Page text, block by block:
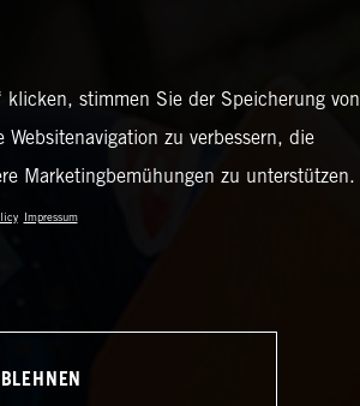
klicken, stimmen Sie der Speicherung von
zu verbessern, die
Marketingbemühungen zu unterstützen.
Impressum